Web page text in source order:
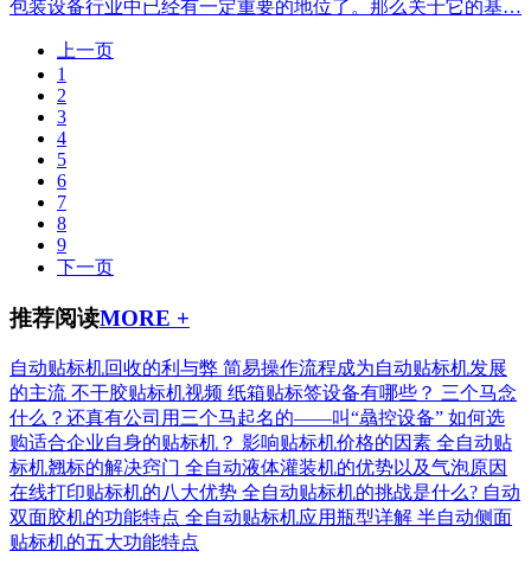
包装设备行业中已经有一定重要的地位了。那么关于它的基…
上一页
1
2
3
4
5
6
7
8
9
下一页
推荐阅读MORE +
自动贴标机回收的利与弊 简易操作流程成为自动贴标机发展
的主流 不干胶贴标机视频 纸箱贴标签设备有哪些？ 三个马念
什么？还真有公司用三个马起名的——叫“骉控设备” 如何选
购适合企业自身的贴标机？ 影响贴标机价格的因素 全自动贴
标机翘标的解决窍门 全自动液体灌装机的优势以及气泡原因
在线打印贴标机的八大优势 全自动贴标机的挑战是什么? 自动
双面胶机的功能特点 全自动贴标机应用瓶型详解 半自动侧面
贴标机的五大功能特点